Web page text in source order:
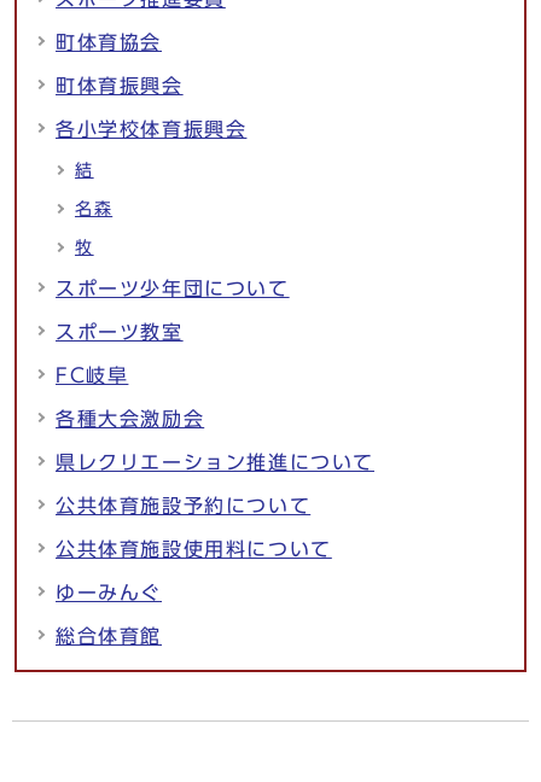
町体育協会
町体育振興会
各小学校体育振興会
結
名森
牧
スポーツ少年団について
スポーツ教室
FC岐阜
各種大会激励会
県レクリエーション推進について
公共体育施設予約について
公共体育施設使用料について
ゆーみんぐ
総合体育館